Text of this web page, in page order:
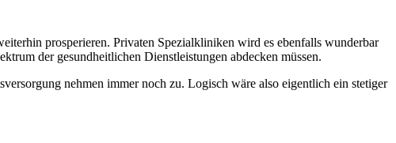
prosperieren. Privaten Spezialkliniken wird es ebenfalls wunderbar
der gesundheitlichen Dienstleistungen abdecken müssen.
nehmen immer noch zu. Logisch wäre also eigentlich ein stetiger